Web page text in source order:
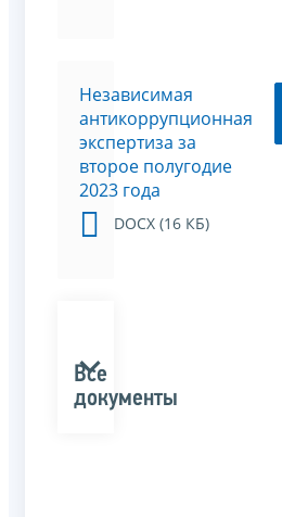
Независимая
антикоррупционная
экспертиза за
второе полугодие
2023 года
DOCX (16 КБ)
Все
документы